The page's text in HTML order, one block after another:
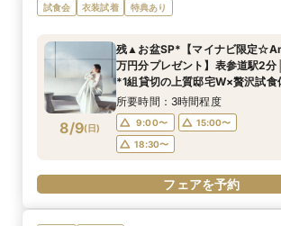
試食会 衣装試着 特典あり
8/9(日)
残▲お盆SP*【マイナビ限定
万円分プレゼント】表参道駅2
*1組貸切の上質邸宅W×贅沢試食
所要時間：3時間程度
9:00〜
15:00〜
18:30〜
フェアを予約